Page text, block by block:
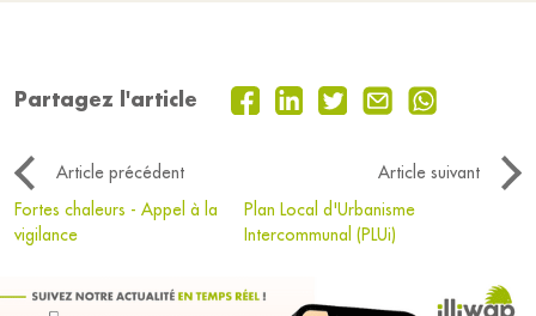
Partagez l'article
Article précédent
Article suivant
Fortes chaleurs - Appel à la
vigilance
Plan Local d'Urbanisme
Intercommunal (PLUi)